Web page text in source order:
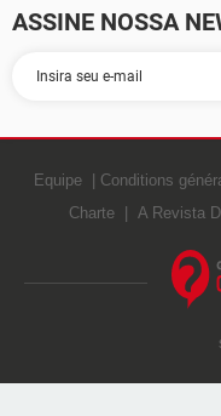
ASSINE NOSSA
Equipe Conditions
Charte
A Revista